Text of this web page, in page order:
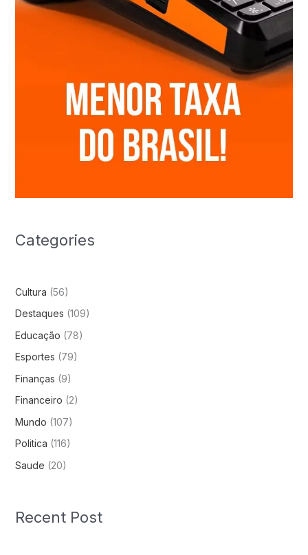
Categories
Cultura (56)
Destaques (109)
Educação (78)
Esportes (79)
Finanças (9)
Financeiro (2)
Mundo (107)
Politica (116)
Saude (20)
Recent Post